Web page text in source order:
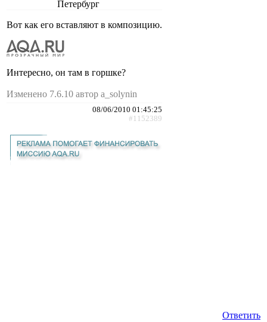
Петербург
Вот как его вставляют в композицию.
Интересно, он там в горшке?
Изменено 7.6.10 автор a_solynin
08/06/2010 01:45:25
#1152389
Ответить